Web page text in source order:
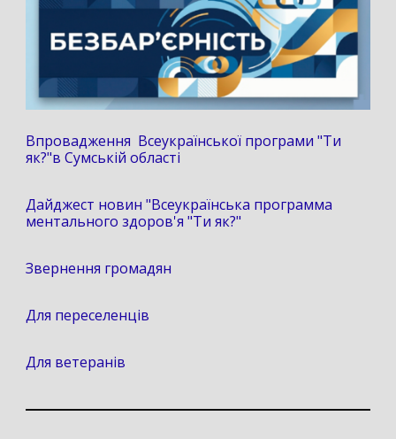
Впровадження Всеукраїнської програми "Ти
як?"в Сумській області
Дайджест новин "Всеукраїнська программа
ментального здоров'я "Ти як?"
Звернення громадян
Для переселенців
Для ветеранів